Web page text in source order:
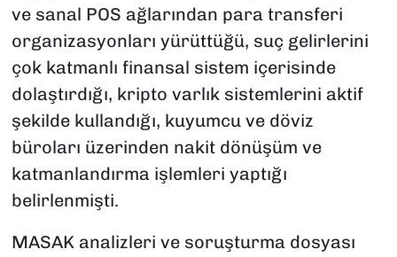
ve sanal POS ağlarından para transferi
organizasyonları yürüttüğü, suç gelirlerini
çok katmanlı finansal sistem içerisinde
dolaştırdığı, kripto varlık sistemlerini aktif
şekilde kullandığı, kuyumcu ve döviz
büroları üzerinden nakit dönüşüm ve
katmanlandırma işlemleri yaptığı
belirlenmişti.
MASAK analizleri ve soruşturma dosyası